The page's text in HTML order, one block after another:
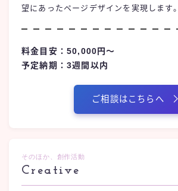
望にあったページデザインを実現します。
料金目安：50,000円〜
予定納期：3週間以内
ご相談はこちらへ
そのほか、創作活動
Creative